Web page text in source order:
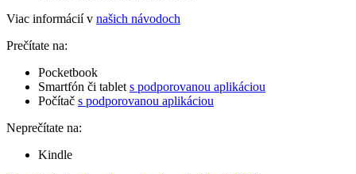
Viac informácií v našich návodoch
Prečítate na:
Pocketbook
Smartfón či tablet s podporovanou aplikáciou
Počítač s podporovanou aplikáciou
Neprečítate na:
Kindle